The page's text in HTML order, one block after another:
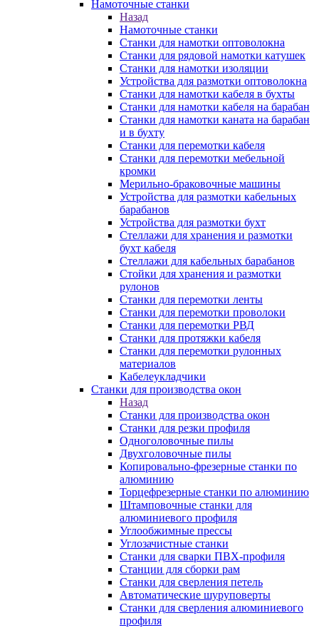
Намоточные станки
Назад
Намоточные станки
Станки для намотки оптоволокна
Станки для рядовой намотки катушек
Станки для намотки изоляции
Устройства для размотки оптоволокна
Станки для намотки кабеля в бухты
Станки для намотки кабеля на барабан
Станки для намотки каната на барабан
и в бухту
Станки для перемотки кабеля
Станки для перемотки мебельной
кромки
Мерильно-браковочные машины
Устройства для размотки кабельных
барабанов
Устройства для размотки бухт
Стеллажи для хранения и размотки
бухт кабеля
Стеллажи для кабельных барабанов
Стойки для хранения и размотки
рулонов
Станки для перемотки ленты
Станки для перемотки проволоки
Станки для перемотки РВД
Станки для протяжки кабеля
Станки для перемотки рулонных
материалов
Кабелеукладчики
Станки для производства окон
Назад
Станки для производства окон
Станки для резки профиля
Одноголовочные пилы
Двухголовочные пилы
Копировально-фрезерные станки по
алюминию
Торцефрезерные станки по алюминию
Штамповочные станки для
алюминиевого профиля
Углообжимные прессы
Углозачистные станки
Станки для сварки ПВХ-профиля
Станции для сборки рам
Станки для сверления петель
Автоматические шуруповерты
Станки для сверления алюминиевого
профиля